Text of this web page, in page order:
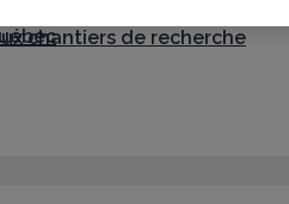
chantiers de recherche